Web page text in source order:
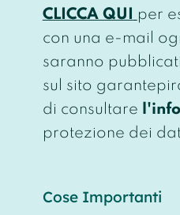
CLICCA QUI per
con una e-mail
saranno
sul sito
di consultare
protezione dei
Cose Importanti